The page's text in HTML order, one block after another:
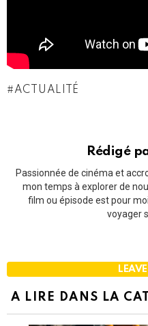
ACTUALITÉ
Rédigé
Passionnée de cinéma et
mon temps à explorer de
film ou épisode est pour
voyager
A LIRE DANS LA